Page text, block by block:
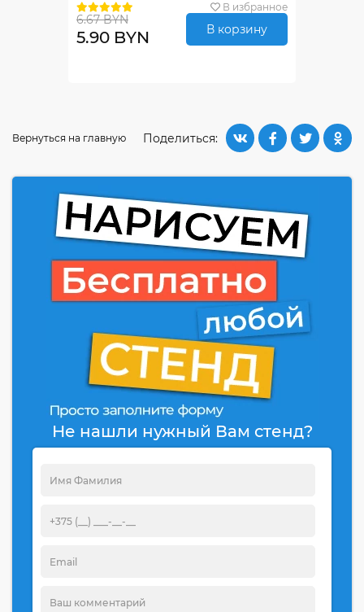
В избранное
6.67 BYN
5.90 BYN В корзину
Поделиться:
Вернуться на главную
Не нашли нужный Вам стенд?